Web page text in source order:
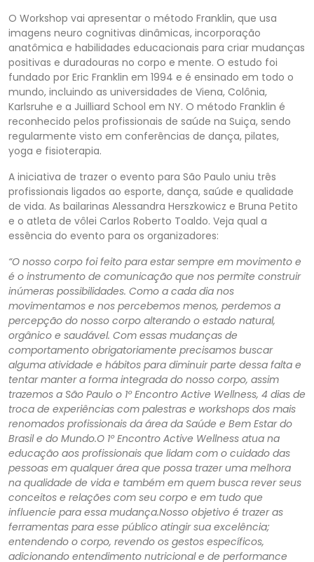
O Workshop vai apresentar o método Franklin, que usa
imagens neuro cognitivas dinâmicas, incorporação
anatômica e habilidades educacionais para criar mudanças
positivas e duradouras no corpo e mente. O estudo foi
fundado por Eric Franklin em 1994 e é ensinado em todo o
mundo, incluindo as universidades de Viena, Colônia,
Karlsruhe e a Juilliard School em NY. O método Franklin é
reconhecido pelos profissionais de saúde na Suiça, sendo
regularmente visto em conferências de dança, pilates,
yoga e fisioterapia.
A iniciativa de trazer o evento para São Paulo uniu três
profissionais ligados ao esporte, dança, saúde e qualidade
de vida. As bailarinas Alessandra Herszkowicz e Bruna Petito
e o atleta de vôlei Carlos Roberto Toaldo. Veja qual a
essência do evento para os organizadores:
“O nosso corpo foi feito para estar sempre em movimento e
é o instrumento de comunicação que nos permite construir
inúmeras possibilidades. Como a cada dia nos
movimentamos e nos percebemos menos, perdemos a
percepção do nosso corpo alterando o estado natural,
orgânico e saudável. Com essas mudanças de
comportamento obrigatoriamente precisamos buscar
alguma atividade e hábitos para diminuir parte dessa falta e
tentar manter a forma integrada do nosso corpo, assim
trazemos a São Paulo o 1º Encontro Active Wellness, 4 dias de
troca de experiências com palestras e workshops dos mais
renomados profissionais da área da Saúde e Bem Estar do
Brasil e do Mundo.O 1º Encontro Active Wellness atua na
educação aos profissionais que lidam com o cuidado das
pessoas em qualquer área que possa trazer uma melhora
na qualidade de vida e também em quem busca rever seus
conceitos e relações com seu corpo e em tudo que
influencie para essa mudança.Nosso objetivo é trazer as
ferramentas para esse público atingir sua excelência;
entendendo o corpo, revendo os gestos específicos,
adicionando entendimento nutricional e de performance